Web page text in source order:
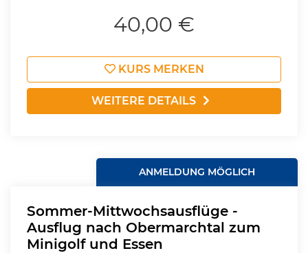
40,00 €
KURS MERKEN
WEITERE DETAILS
ANMELDUNG MÖGLICH
Sommer-Mittwochsausflüge -
Ausflug nach Obermarchtal zum
Minigolf und Essen